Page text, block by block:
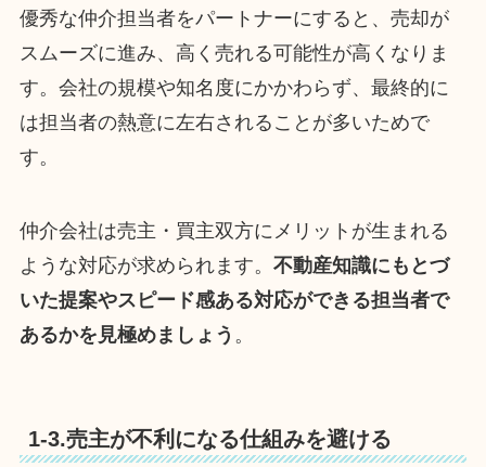
優秀な仲介担当者をパートナーにすると、売却が
スムーズに進み、高く売れる可能性が高くなりま
す。会社の規模や知名度にかかわらず、最終的に
は担当者の熱意に左右されることが多いためで
す。
仲介会社は売主・買主双方にメリットが生まれる
ような対応が求められます。 不動産知識にもとづ
いた提案やスピード感ある対応ができる担当者で
あるかを見極めましょう 。
1-3.売主が不利になる仕組みを避ける